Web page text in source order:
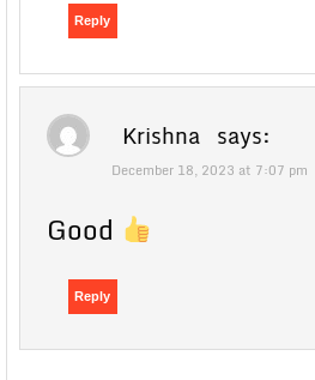
Reply
Krishna says:
December 18, 2023 at 7:07 pm
Good
Reply